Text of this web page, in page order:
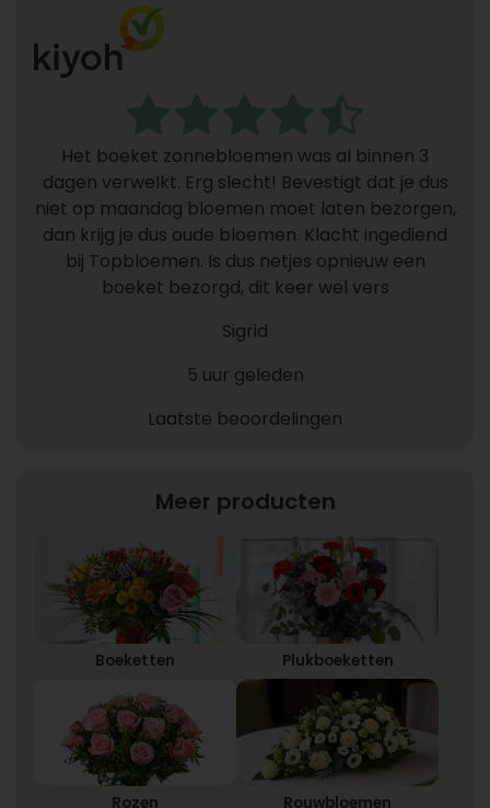
Het boeket zonnebloemen was al binnen 3
dagen verwelkt. Erg slecht! Bevestigt dat je dus
niet op maandag bloemen moet laten bezorgen,
dan krijg je dus oude bloemen. Klacht ingediend
bij Topbloemen. Is dus netjes opnieuw een
boeket bezorgd, dit keer wel vers
Sigrid
5 uur geleden
Laatste beoordelingen
Meer producten
Boeketten Plukboeketten
Rozen Rouwbloemen